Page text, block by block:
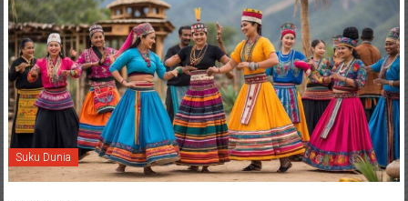
Suku Dunia